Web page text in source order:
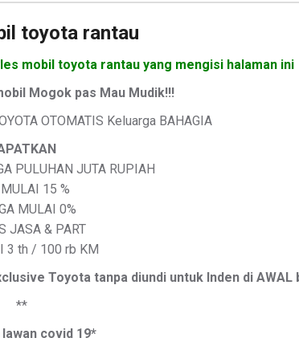
toyota rantau
mobil toyota rantau yang mengisi halaman ini
Mogok pas Mau Mudik!!!
OTOMATIS Keluarga BAHAGIA
PULUHAN JUTA RUPIAH
15 %
MULAI 0%
JASA & PART
3 th / 100 rb KM
Toyota tanpa diundi untuk Inden di AWAL
**
covid 19*